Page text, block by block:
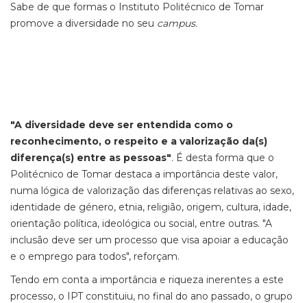
Sabe de que formas o Instituto Politécnico de Tomar
promove a diversidade no seu campus.
"A diversidade deve ser entendida como o
reconhecimento, o respeito e a valorização da(s)
diferença(s) entre as pessoas". É desta forma que o
Politécnico de Tomar destaca a importância deste valor,
numa lógica de valorização das diferenças relativas ao sexo,
identidade de género, etnia, religião, origem, cultura, idade,
orientação política, ideológica ou social, entre outras. "A
inclusão deve ser um processo que visa apoiar a educação
e o emprego para todos", reforçam.
Tendo em conta a importância e riqueza inerentes a este
processo, o IPT constituiu, no final do ano passado, o grupo